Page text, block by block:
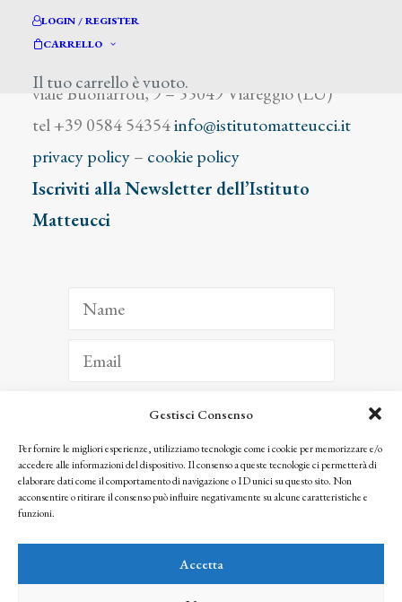
Gestisci Consenso
Per fornire le migliori esperienze, utilizziamo tecnologie come i cookie per memorizzare e/o
accedere alle informazioni del dispositivo. Il consenso a queste tecnologie ci permetterà di
elaborare dati come il comportamento di navigazione o ID unici su questo sito. Non
acconsentire o ritirare il consenso può influire negativamente su alcune caratteristiche e
funzioni.
Accetta
LOGIN / REGISTER
CARRELLO
Il tuo carrello è vuoto.
viale Buonarroti, 9 – 55049 Viareggio (LU)
tel +39 0584 54354info@istitutomatteucci.it
privacy policy– cookie policy
Iscriviti alla Newsletter dell’Istituto
Matteucci
ISCRIVITI
Facendo clic per iscriverti, riconosci che le tue informazioni saranno trattate
seguendo la nostra Privacy Policy
© 2025 Istituto Matteucci. All right reserved
l’autorizzazione scritta dei proprietari dei diritti e dell’Istituto Matteucci